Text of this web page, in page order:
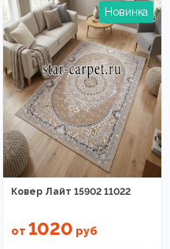
Ковер Лайт 15902 11022
от 1020 руб